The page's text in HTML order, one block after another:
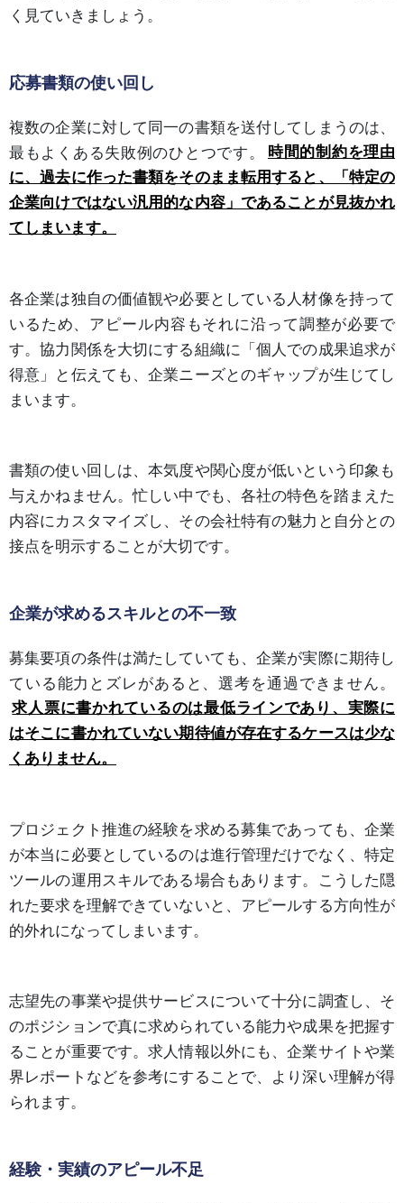
く見ていきましょう。
応募書類の使い回し
複数の企業に対して同一の書類を送付してしまうのは、
最もよくある失敗例のひとつです。
時間的制約を理由
に、過去に作った書類をそのまま転用すると、「特定の
企業向けではない汎用的な内容」であることが見抜かれ
てしまいます。
各企業は独自の価値観や必要としている人材像を持って
いるため、アピール内容もそれに沿って調整が必要で
す。協力関係を大切にする組織に「個人での成果追求が
得意」と伝えても、企業ニーズとのギャップが生じてし
まいます。
書類の使い回しは、本気度や関心度が低いという印象も
与えかねません。忙しい中でも、各社の特色を踏まえた
内容にカスタマイズし、その会社特有の魅力と自分との
接点を明示することが大切です。
企業が求めるスキルとの不一致
募集要項の条件は満たしていても、企業が実際に期待し
ている能力とズレがあると、選考を通過できません。
求人票に書かれているのは最低ラインであり、実際に
はそこに書かれていない期待値が存在するケースは少な
くありません。
プロジェクト推進の経験を求める募集であっても、企業
が本当に必要としているのは進行管理だけでなく、特定
ツールの運用スキルである場合もあります。こうした隠
れた要求を理解できていないと、アピールする方向性が
的外れになってしまいます。
志望先の事業や提供サービスについて十分に調査し、そ
のポジションで真に求められている能力や成果を把握す
ることが重要です。求人情報以外にも、企業サイトや業
界レポートなどを参考にすることで、より深い理解が得
られます。
経験・実績のアピール不足